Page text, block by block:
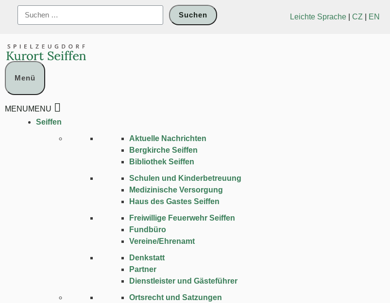
Suchen
nach:
Leichte Sprache CZ EN
Menü
MENUMENU
Seiffen
Aktuelle Nachrichten
Bergkirche Seiffen
Bibliothek Seiffen
Schulen und Kinder­betreuung
Medizinische Versorgung
Haus des Gastes Seiffen
Freiwillige Feuerwehr Seiffen
Fundbüro
Vereine/Ehrenamt
Denkstatt
Partner
Dienstleister und Gästeführer
Ortsrecht und Satzungen